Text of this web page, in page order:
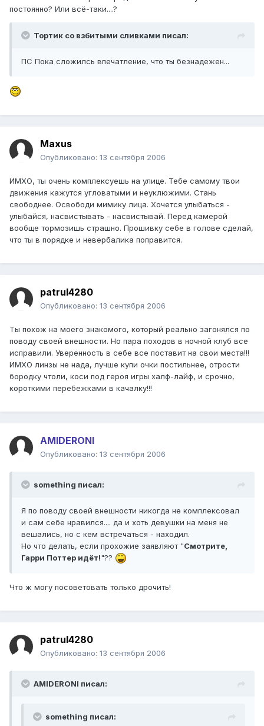
постоянно? Или всё-таки....?
Тортик со взбитыми сливками писал:
ПС Пока сложилсь впечатление, что ты безнадежен...
Maxus
Опубликовано: 13 сентября 2006
ИМХО, ты очень комплексуешь на улице. Тебе самому твои
движения кажутся угловатыми и неуклюжими. Стань
свободнее. Освободи мимику лица. Хочется улыбаться -
улыбайся, насвистывать - насвистывай. Перед камерой
вообще тормозишь страшно. Прошивку себе в голове сделай,
что ты в порядке и невербалика поправится.
patrul4280
Опубликовано: 13 сентября 2006
Ты похож на моего знакомого, который реально загонялся по
поводу своей внешности. Но пара походов в ночной клуб все
исправили. Уверенность в себе все поставит на свои места!!!
ИМХО линзы не нада, лучше купи очки постильнее, отрости
бородку чтоли, коси под героя игры халф-лайф, и срочно,
короткими перебежками в качалку!!!
AMIDERONI
Опубликовано: 13 сентября 2006
something писал:
Я по поводу своей внешности никогда не комплексовал
и сам себе нравился.... да и хоть девушки на меня не
вешались, но с кем встречаться - находил.
Но что делать, если прохожие заявляют "Смотрите,
Гарри Поттер идёт!"??
Что ж могу посоветовать только дрочить!
patrul4280
Опубликовано: 13 сентября 2006
AMIDERONI писал:
something писал: